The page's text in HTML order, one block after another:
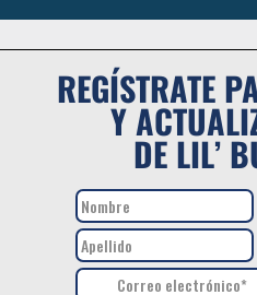
REGÍSTRATE
Y
DE LIL’